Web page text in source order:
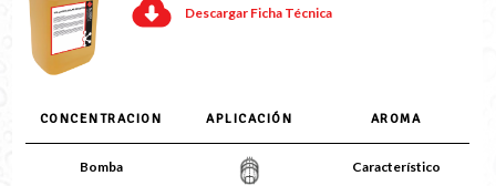
Descargar Ficha Técnica
CONCENTRACION APLICACIÓN AROMA
Bomba
Característico